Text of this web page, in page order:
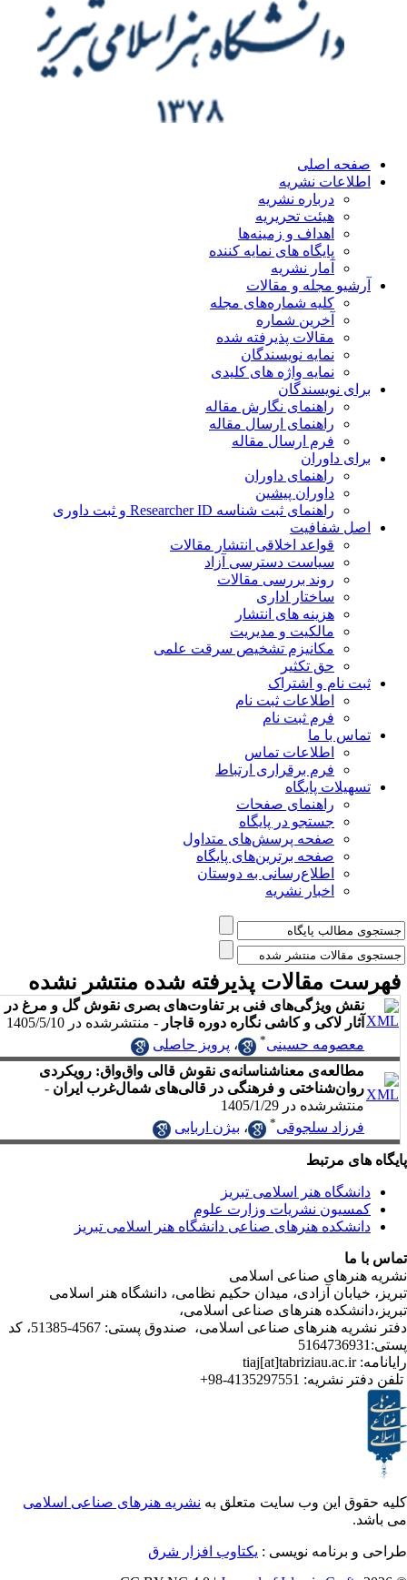
اصلی
نشریه
درباره نشریه
هیئت تحریریه
اهداف و زمینه‌ها
پایگاه های نمایه کننده
آمار نشریه
مجله و مقالات
کلیه شماره‌های مجله
آخرین شماره
مقالات پذیرفته شده
نمایه نویسندگان
نمایه واژه های کلیدی
نویسندگان
راهنمای نگارش مقاله
راهنمای ارسال مقاله
فرم ارسال مقاله
داوران
راهنمای داوران
داوران پیشین
راهنمای ثبت شناسه Researcher ID و ثبت داوری
شفافیت
قواعد اخلاقی انتشار مقالات
سیاست دسترسی آزاد
روند بررسی مقالات
ساختار اداری
هزینه های انتشار
مالکیت و مدیریت
ﻣﮑﺎﻧﯿﺰم ﺗﺸﺨﯿﺺ ﺳﺮﻗﺖ ﻋﻠﻤﯽ
حق تکثیر
نام و اشتراک
اطلاعات ثبت نام
فرم ثبت نام
با ما
اطلاعات تماس
فرم برقراری ارتباط
پایگاه
راهنمای صفحات
جستجو در پایگاه
صفحه پرسش‌های متداول
صفحه برترین‌های پایگاه
اطلاع‌رسانی به دوستان
اخبار نشریه
مقالات پذیرفته شده منتشر نشده
ویژگی‌های فنی بر تفاوت‌های بصری نقوش گل و مرغ در
لاکی و کاشی نگاره دوره قاجار- منتشرشده در 1405/5/10
حسینی
،پرویز حاصلی
معناشناسانه‌ی نقوش قالی واق‌واق: رویکردی
و فرهنگی در قالی‌های شمال‌غرب ایران-
در 1405/1/29
سلجوقی
،بیژن اربابی
مرتبط
هنر اسلامی تبریز
نشریات وزارت علوم
هنرهای صناعی دانشگاه هنر اسلامی تبریز
صناعی اسلامی
آزادی، میدان حکیم نظامی، دانشگاه هنر اسلامی
هنرهای صناعی اسلامی،
دفتر نشریه هنرهای صناعی اسلامی، صندوق پستی: 4567-51385، کد
نشریه:4135297551-98+
این وب سایت متعلق بهنشریه هنرهای صناعی اسلامی
نویسی : یکتاوب افزار شرق